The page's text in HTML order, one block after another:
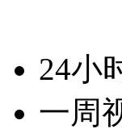
24小
一周